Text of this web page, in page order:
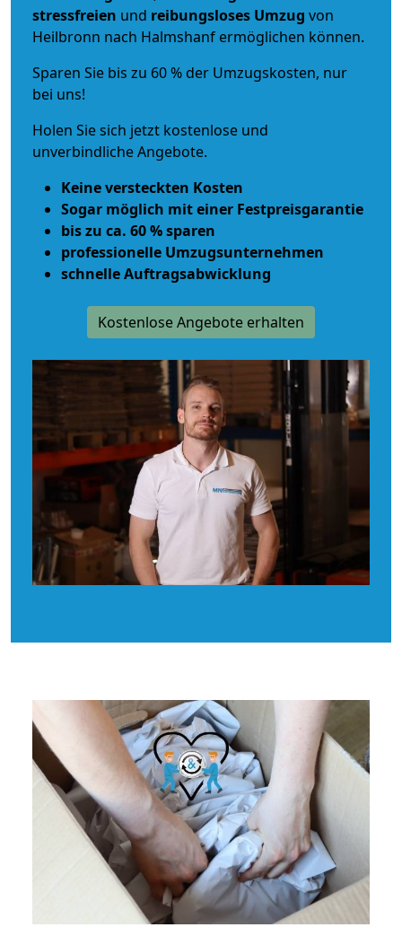
stressfreien und reibungsloses Umzug von
Heilbronn nach Halmshanf ermöglichen können.
Sparen Sie bis zu 60 % der Umzugskosten, nur
bei uns!
Holen Sie sich jetzt kostenlose und
unverbindliche Angebote.
Keine versteckten Kosten
Sogar möglich mit einer Festpreisgarantie
bis zu ca. 60 % sparen
professionelle Umzugsunternehmen
schnelle Auftragsabwicklung
Kostenlose Angebote erhalten